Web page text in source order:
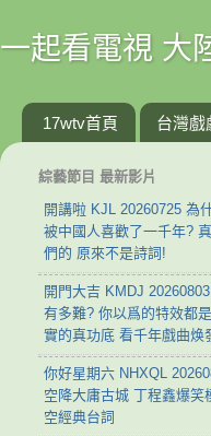
一起看電視 大
17wtv首頁 台灣戲
綜藝節目 最新影片
開講啦 KJL 20260725 為
被中國人喜歡了一千年?
們的 原來不是詩詞!
開門大吉 KMDJ
有多難? 你以爲的特效都
實的真功底 看千年戲曲焕
你好星期六 NHXQL
空降大庸古城 丁程鑫爆笑
空經典台詞